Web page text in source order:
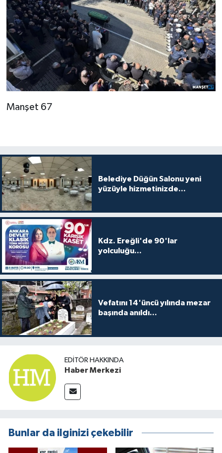
Manşet 67
Belediye Düğün Salonu yeni
yüzüyle hizmetinizde...
Kdz. Ereğli'de 90'lar
yolculuğu...
Vefatını 14'üncü yılında mezar
başında anıldı...
EDITÖR HAKKINDA
Haber Merkezi
Bunlar da ilginizi çekebilir